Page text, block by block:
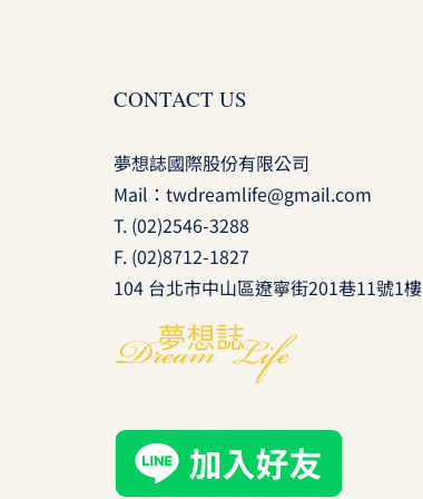
CONTACT US
夢想誌國際股份有限公司
Mail： twdreamlife@gmail.com
T. (02)2546-3288
F. (02)8712-1827
104 台北市中山區遼寧街201巷11號1樓